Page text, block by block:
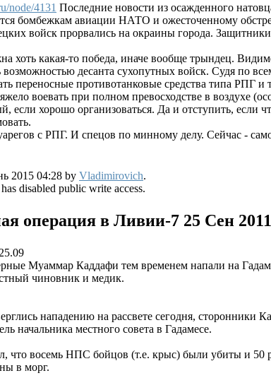
node/4131 Последние новости из осажденного
бомбежкам авиации НАТО и ожесточенному
войск прорвались на окраины города.
хоть какая-то победа, иначе вообще трындец.
возможностью десанта сухопутных войск. Судя по
переносные противотанковые средства типа РПГ
воевать при полном превосходстве в воздухе
если хорошо организоваться. Да и отступить,
с РПГ. И спецов по минному делу. Сейчас -
2015 04:28 by Vladimirovich.
disabled public write access.
операция в Ливии-7 25 Сен
Муаммар Каддафи тем временем напали на
чиновник и медик.
нападению на рассвете сегодня, сторонники
начальника местного совета в Гадамесе.
что восемь НПС бойцов (т.е. крыс) были убиты и 50
в морг.